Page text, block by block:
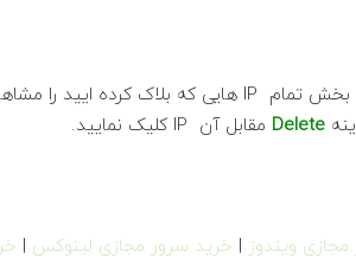
Delete مقابل آن IP کلیک نمایید.
ویندوز | خرید سرور مجازی لینوکس |